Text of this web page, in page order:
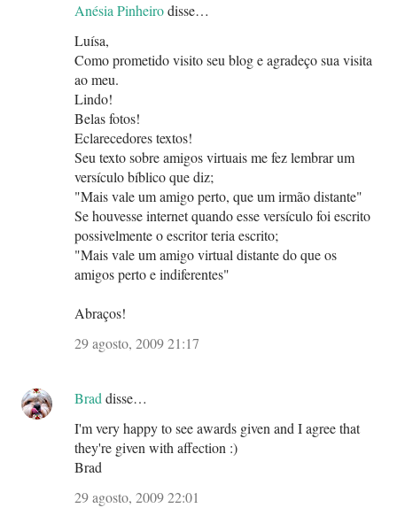
Anésia Pinheirodisse…
Luísa,
Como prometido visito seu blog e agradeço sua visita
ao meu.
Lindo!
Belas fotos!
Eclarecedores textos!
Seu texto sobre amigos virtuais me fez lembrar um
versículo bíblico que diz;
"Mais vale um amigo perto, que um irmão distante"
Se houvesse internet quando esse versículo foi escrito
possivelmente o escritor teria escrito;
"Mais vale um amigo virtual distante do que os
amigos perto e indiferentes"
Abraços!
29 agosto, 2009 21:17
Braddisse…
I'm very happy to see awards given and I agree that
they're given with affection :)
Brad
29 agosto, 2009 22:01